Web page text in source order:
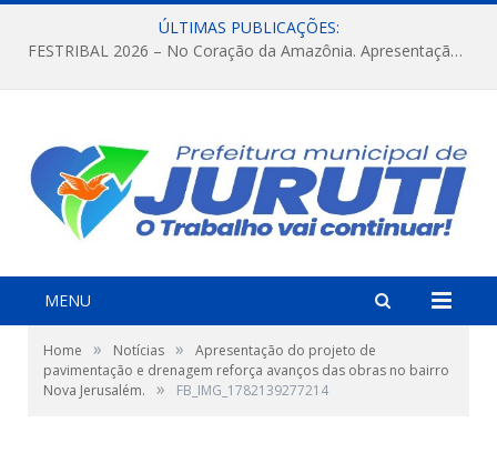
ÚLTIMAS PUBLICAÇÕES:
FESTRIBAL 2026 – No Coração da Amazônia. Apresentação da Munduruku.
MENU
Home » Notícias »
Apresentação do projeto de
pavimentação e drenagem reforça avanços das obras no bairro
Nova Jerusalém.
» FB_IMG_1782139277214